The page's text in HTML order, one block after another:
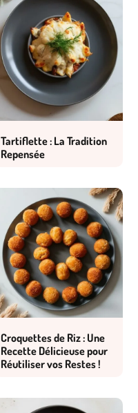
Tartiflette : La Tradition
Repensée
Croquettes de Riz : Une
Recette Délicieuse pour
Réutiliser vos Restes !